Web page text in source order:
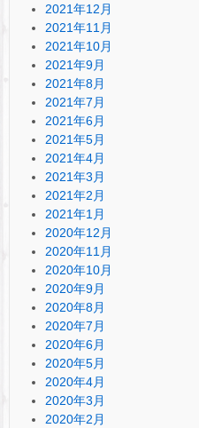
2021年12月
2021年11月
2021年10月
2021年9月
2021年8月
2021年7月
2021年6月
2021年5月
2021年4月
2021年3月
2021年2月
2021年1月
2020年12月
2020年11月
2020年10月
2020年9月
2020年8月
2020年7月
2020年6月
2020年5月
2020年4月
2020年3月
2020年2月